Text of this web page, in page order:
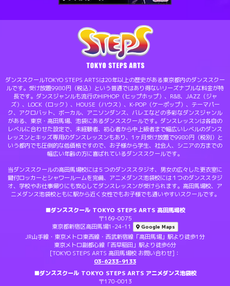
ダンススクールTOKYO STEPS ARTSは20年以上の歴史がある東京都内のダンススクー
ルです。受け放題9980円（税込）という普通ではあり得ないリーズナブルな料金が特
長です。ダンスジャンルも流行のHIPHOP（ヒップホップ）、R&B、JAZZ（ジャ
ズ）、LOCK（ロック）、HOUSE（ハウス）、K-POP（ケーポップ）、テーマパー
ク、アクロバット、ボーカル、アニソンダンス、バレエなどの多彩なダンスジャンル
がある、東京・高田馬場、池袋にあるダンススクールです。ダンスレッスンは各自の
レベルに合わせた設定で、未経験者、初心者から中上級者まで幅広いレベルのダンス
レッスンとキッズ専用のダンスレッスンもあり、1ヶ月受け放題で9980円（税別）と
いう都内でも圧倒的な低価格ですので、お子様から学生、社会人、シニアの方までの
幅広い年齢の方に喜ばれているダンススクールです。
当ダンススクールの高田馬場校には５つのダンススタジオ、男女の広々した更衣室に
鍵付ロッカーとシャワールームを完備、アニメダンス池袋校には１つのダンススタジ
オ、学校やお仕事帰りにも安心してダンスレッスンが受けられます。高田馬場校、ア
ニメダンス池袋校ともに駅から近く女性でもお子様でも通いやすいスクールです。
■ダンススクール TOKYO STEPS ARTS 高田馬場校
〒169-0075
東京都新宿区高田馬場1-24-11
Google Maps
JR山手線・東京メトロ東西線・西武新宿線「高田馬場」駅より徒歩1分
東京メトロ副都心線「西早稲田」駅より徒歩6分
[TOKYO STEPS ARTS 高田馬場校 お問い合わせ]：
03-6233-9133
■ダンススクール TOKYO STEPS ARTS アニメダンス池袋校
〒170-0013